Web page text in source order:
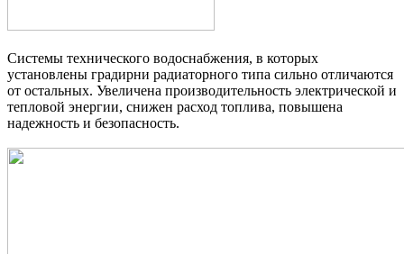
Системы технического водоснабжения, в которых
установлены градирни радиаторного типа сильно отличаются
от остальных. Увеличена производительность электрической и
тепловой энергии, снижен расход топлива, повышена
надежность и безопасность.